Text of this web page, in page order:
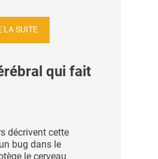
LA SUITE
qui fait
décrivent cette
bug dans le
le cerveau